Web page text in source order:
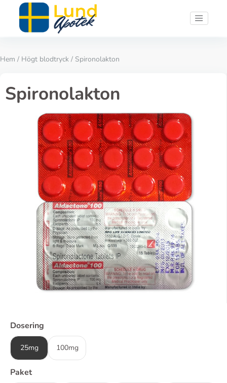
Hem / Högt blodtryck / Spironolakton
Spironolakton
Dosering
25mg 100mg
Paket